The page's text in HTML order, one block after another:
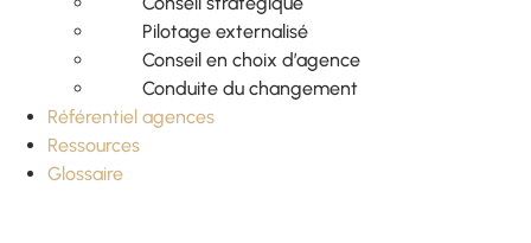
Pilotage externalisé
Conseil en choix d’agence
Conduite du changement
Référentiel agences
Ressources
Glossaire